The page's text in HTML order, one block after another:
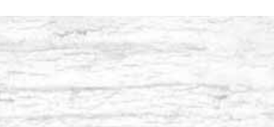
ACQUISTA
Existencias: 8 - COD. P0067RA
ACQUISTA